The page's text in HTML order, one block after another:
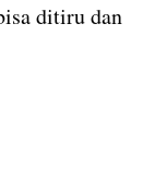
ditiru dan